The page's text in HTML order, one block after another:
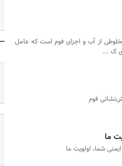
از آب و اجزای فوم است که عامل
ک ...
فوم
ما
شما، اولویت ما